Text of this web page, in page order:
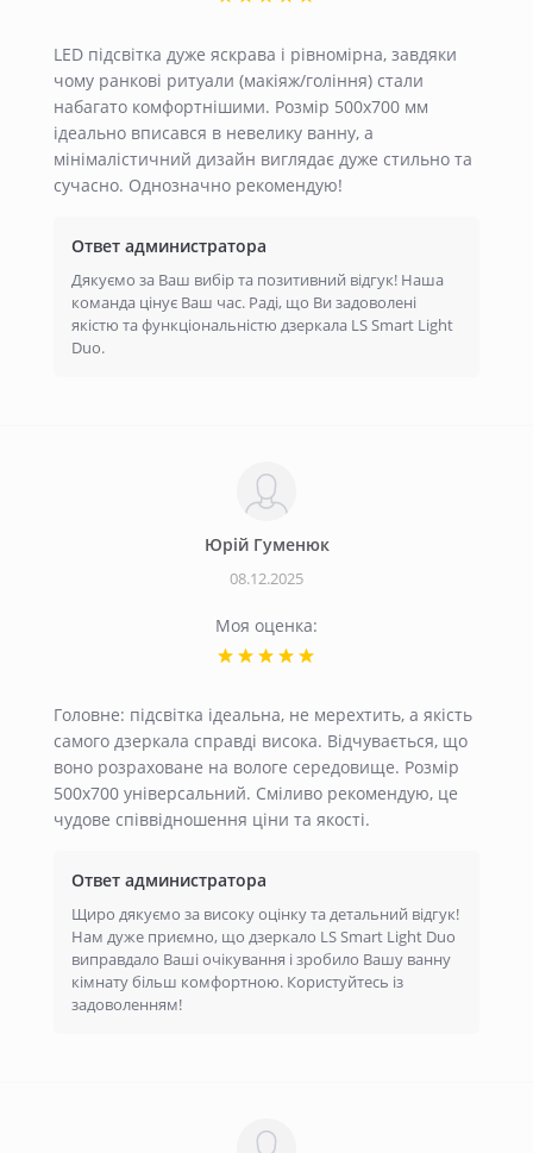
LED підсвітка дуже яскрава і рівномірна, завдяки
чому ранкові ритуали (макіяж/гоління) стали
набагато комфортнішими. Розмір 500х700 мм
ідеально вписався в невелику ванну, а
мінімалістичний дизайн виглядає дуже стильно та
сучасно. Однозначно рекомендую!
Ответ администратора
Дякуємо за Ваш вибір та позитивний відгук! Наша
команда цінує Ваш час. Раді, що Ви задоволені
якістю та функціональністю дзеркала LS Smart Light
Duo.
Юрiй Гуменюк
08.12.2025
Моя оценка:
Головне: підсвітка ідеальна, не мерехтить, а якість
самого дзеркала справді висока. Відчувається, що
воно розраховане на вологе середовище. Розмір
500х700 універсальний. Сміливо рекомендую, це
чудове співвідношення ціни та якості.
Ответ администратора
Щиро дякуємо за високу оцінку та детальний відгук!
Нам дуже приємно, що дзеркало LS Smart Light Duo
виправдало Ваші очікування і зробило Вашу ванну
кімнату більш комфортною. Користуйтесь із
задоволенням!